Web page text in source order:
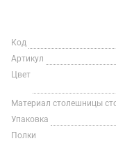
Код
Артикул
Цвет
Материал столешницы
Упаковка
Полки